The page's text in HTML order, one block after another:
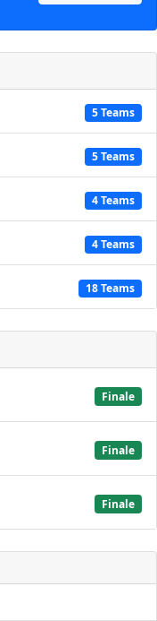
5 Teams
5 Teams
4 Teams
4 Teams
18 Teams
Finale
Finale
Finale